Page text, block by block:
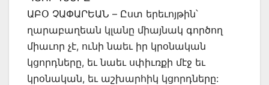
ԱԲՕ ՉԱՓԱՐԵԱՆ – Ըստ երեւոյթին՝
ղարաբաղեան կլանը միայնակ գործող
միաւոր չէ, ունի նաեւ իր կրօնական
կցորդները, եւ նաեւ սփիւռքի մէջ եւ
կրօնական, եւ աշխարհիկ կցորդները: